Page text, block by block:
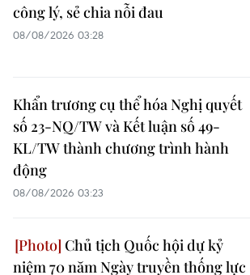
công lý, sẻ chia nỗi đau
08/08/2026 03:28
Khẩn trương cụ thể hóa Nghị quyết
số 23-NQ/TW và Kết luận số 49-
KL/TW thành chương trình hành
động
08/08/2026 03:23
Chủ tịch Quốc hội dự kỷ
niệm 70 năm Ngày truyền thống lực